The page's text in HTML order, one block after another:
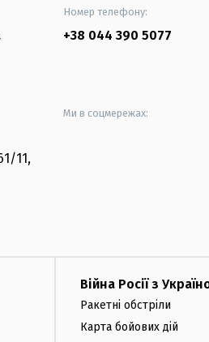
Номер телефону:
+38 044 390 5077
11,
Ми в соцмережах:
Війна Росії з
Ракетні обстріли
Карта бойових дій